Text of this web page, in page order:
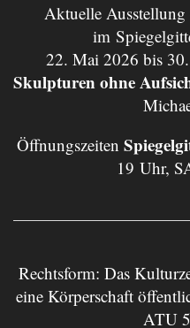
Aktuelle Ausstellung
im
22. Mai 2026 bis
Skulpturen ohne
Öffnungszeiten
19 Uhr,
Rechtsform: Das
eine Körperschaft
ATU